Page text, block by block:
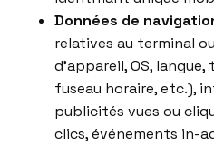
Données de
relatives au terminal
d’appareil, OS,
fuseau horaire, etc.),
publicités vues ou
clics, événements in-